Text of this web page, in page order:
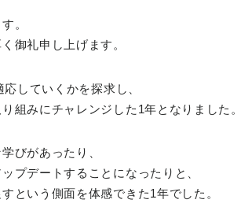
。
御礼申し上げます。
していくかを探求し、
組みにチャレンジした1年となりました。
びがあったり、
プデートすることになったりと、
という側面を体感できた1年でした。